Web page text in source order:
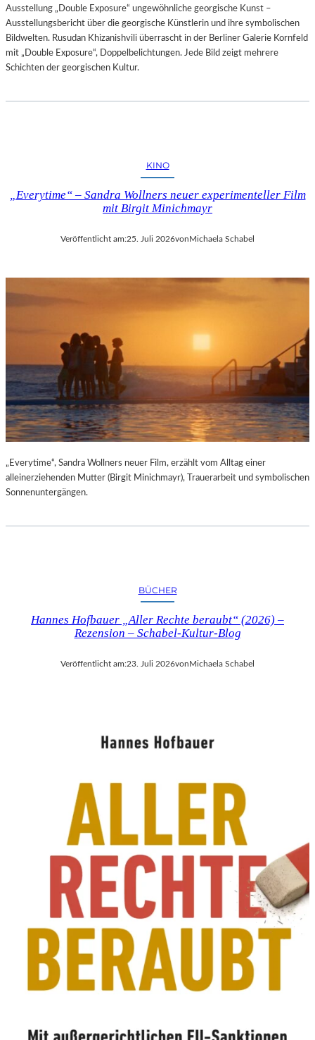
Ausstellung „Double Exposure“ ungewöhnliche georgische Kunst –
Ausstellungsbericht über die georgische Künstlerin und ihre symbolischen
Bildwelten. Rusudan Khizanishvili überrascht in der Berliner Galerie Kornfeld
mit „Double Exposure“, Doppelbelichtungen. Jede Bild zeigt mehrere
Schichten der georgischen Kultur.
KINO
„Everytime“ – Sandra Wollners neuer experimenteller Film
mit Birgit Minichmayr
Veröffentlicht am:25. Juli 2026von Michaela Schabel
„Everytime“, Sandra Wollners neuer Film, erzählt vom Alltag einer
alleinerziehenden Mutter (Birgit Minichmayr), Trauerarbeit und symbolischen
Sonnenuntergängen.
BÜCHER
Hannes Hofbauer „Aller Rechte beraubt“ (2026) –
Rezension – Schabel-Kultur-Blog
Veröffentlicht am:23. Juli 2026vonMichaela Schabel